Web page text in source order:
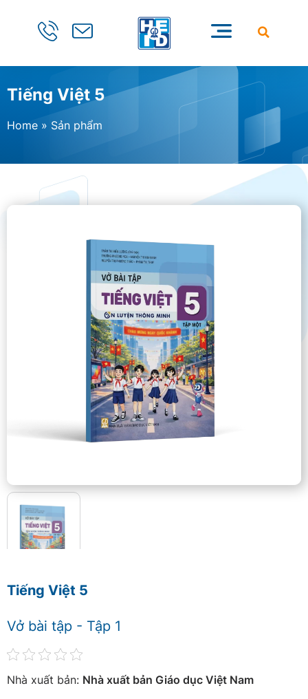
Tiếng Việt 5
Home » Sản phẩm
Tiếng Việt 5
Vở bài tập - Tập 1
Nhà xuất bản: Nhà xuất bản Giáo dục Việt Nam